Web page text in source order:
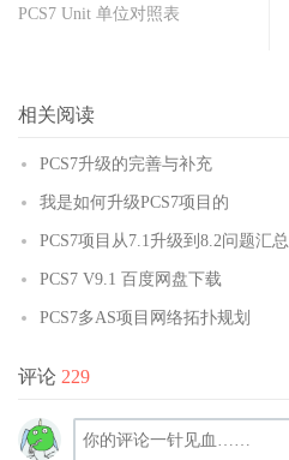
PCS7 Unit 单位对照表
相关阅读
PCS7升级的完善与补充
我是如何升级PCS7项目的
PCS7项目从7.1升级到8.2问题汇总
PCS7 V9.1 百度网盘下载
PCS7多AS项目网络拓扑规划
评论 229